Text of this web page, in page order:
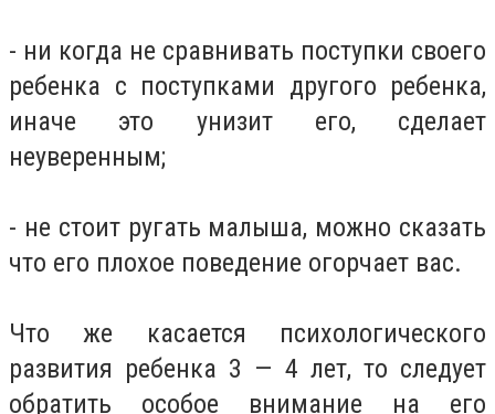
- ни когда не сравнивать поступки своего
ребенка с поступками другого ребенка,
иначе это унизит его, сделает
неуверенным;
- не стоит ругать малыша, можно сказать
что его плохое поведение огорчает вас.
Что же касается психологического
развития ребенка 3 — 4 лет, то следует
обратить особое внимание на его